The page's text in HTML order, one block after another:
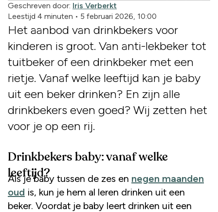
Geschreven door: Iris Verberkt
Leestijd 4 minuten • 5 februari 2026, 10:00
Het aanbod van drinkbekers voor
kinderen is groot. Van anti-lekbeker tot
tuitbeker of een drinkbeker met een
rietje. Vanaf welke leeftijd kan je baby
uit een beker drinken? En zijn alle
drinkbekers even goed? Wij zetten het
voor je op een rij.
Drinkbekers baby: vanaf welke
leeftijd?
Als je baby tussen de zes en negen maanden
oud is, kun je hem al leren drinken uit een
beker. Voordat je baby leert drinken uit een